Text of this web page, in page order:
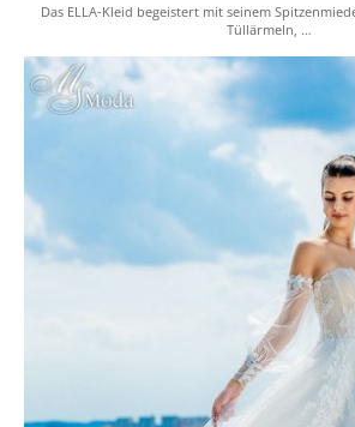
Das ELLA-Kleid begeistert mit seinem
Tüllärmeln, …